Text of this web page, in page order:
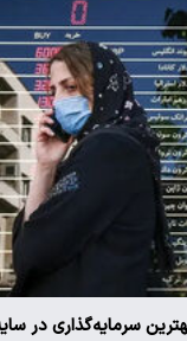
سرمایه‌گذاری در